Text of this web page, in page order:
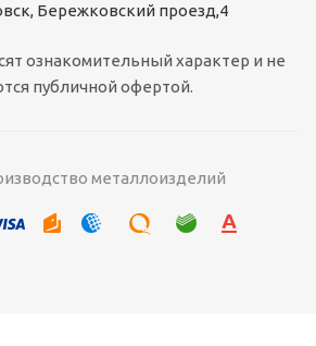
Бережковский проезд,4
ознакомительный характер и не
публичной офертой.
металлоизделий